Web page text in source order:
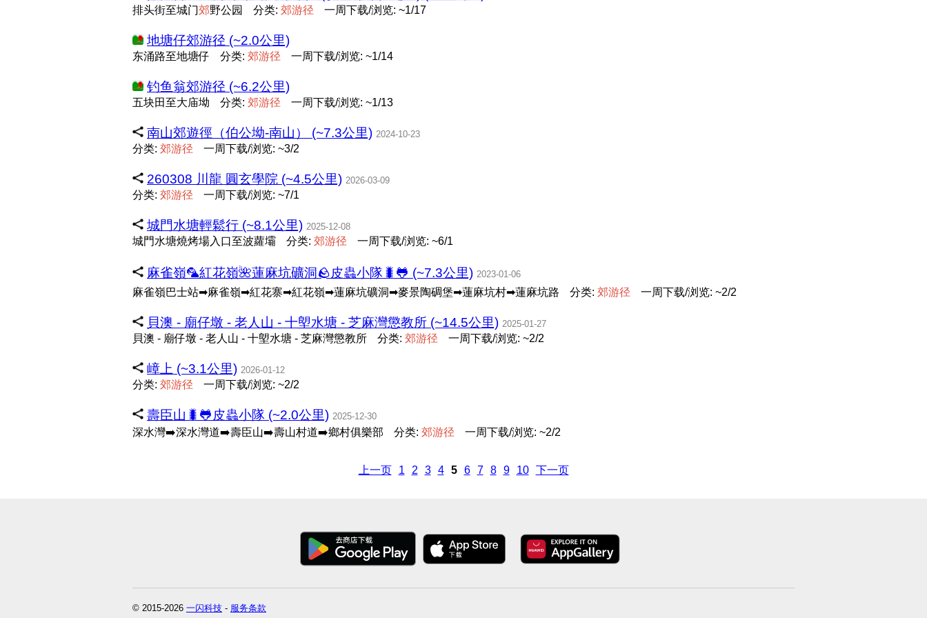
排头街至城门郊野公园 分类: 郊游径 一周下载/浏览: ~1/17
地塘仔郊游径 (~2.0公里)
东涌路至地塘仔 分类: 郊游径 一周下载/浏览: ~1/14
钓鱼翁郊游径 (~6.2公里)
五块田至大庙坳 分类: 郊游径 一周下载/浏览: ~1/13
南山郊遊徑（伯公坳-南山） (~7.3公里) 2024-10-23
分类: 郊游径 一周下载/浏览: ~3/2
260308 川龍 圓玄學院 (~4.5公里) 2026-03-09
分类: 郊游径 一周下载/浏览: ~7/1
城門水塘輕鬆行 (~8.1公里) 2025-12-08
城門水塘燒烤場入口至波蘿壩 分类: 郊游径 一周下载/浏览: ~6/1
麻雀嶺🦜紅花嶺🌺蓮麻坑礦洞🪨皮蟲小隊🐛🐸 (~7.3公里) 2023-01-06
麻雀嶺巴士站➡麻雀嶺➡紅花寨➡紅花嶺➡蓮麻坑礦洞➡麥景陶碉堡➡蓮麻坑村➡蓮麻坑路 分类: 郊游径 一周下载/浏览: ~2/2
貝澳 - 廟仔墩 - 老人山 - 十塱水塘 - 芝麻灣懲教所 (~14.5公里) 2025-01-27
貝澳 - 廟仔墩 - 老人山 - 十塱水塘 - 芝麻灣懲教所 分类: 郊游径 一周下载/浏览: ~2/2
嶂上 (~3.1公里) 2026-01-12
分类: 郊游径 一周下载/浏览: ~2/2
壽臣山🐛🐸皮蟲小隊 (~2.0公里) 2025-12-30
深水灣➡️深水灣道➡️壽臣山➡️壽山村道➡️鄉村俱樂部 分类: 郊游径 一周下载/浏览: ~2/2
上一页 1 2 3 4 5 6 7 8 9 10 下一页
© 2015-2026 一闪科技 - 服务条款